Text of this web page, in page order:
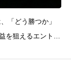
「どう勝つか」
を狙えるエントリ
底しているのは、